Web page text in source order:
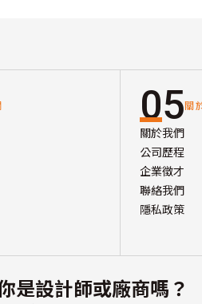
05關
關於我們
公司歷程
企業徵才
聯絡我們
隱私政策
是設計師或廠商嗎？